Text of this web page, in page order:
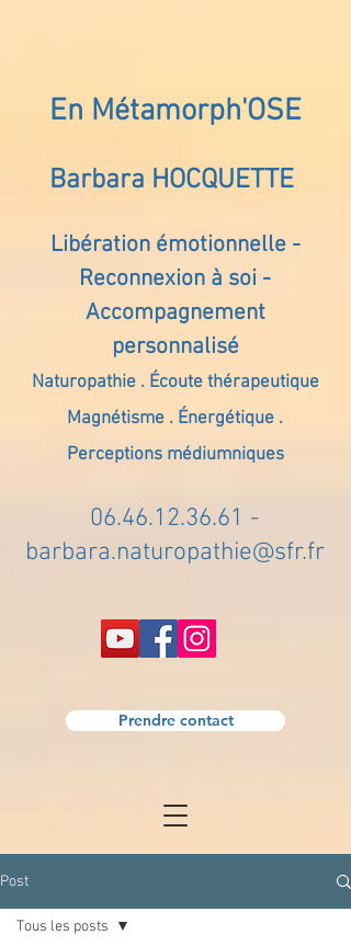
En Métamorph'OSE
Barbara HOCQUETTE
Libération émotionnelle -
Reconnexion à soi -
Accompagnement
personnalisé
Naturopathie . Écoute thérapeutique
Magnétisme . Énergétique .
Perceptions médiumniques
06.46.12.36.61 -
barbara.naturopathie@sfr.fr
Prendre contact
Post
Tous les posts